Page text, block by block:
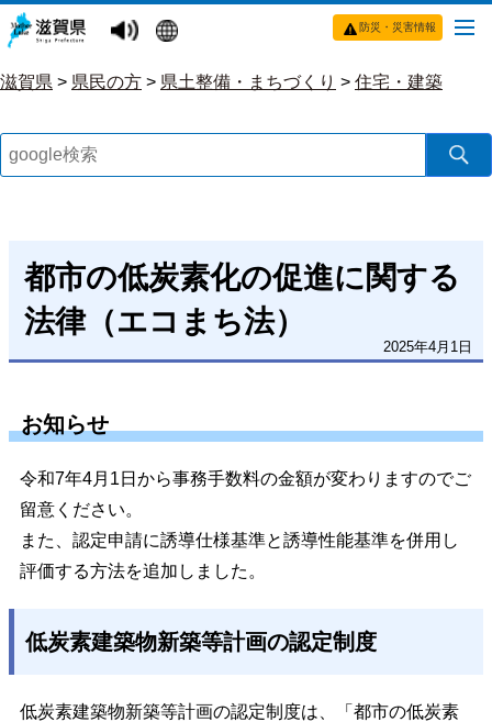
防災・災害情報
滋賀県 > 県民の方 > 県土整備・まちづくり > 住宅・建築
都市の低炭素化の促進に関する
法律（エコまち法）
2025年4月1日
お知らせ
令和7年4月1日から事務手数料の金額が変わりますのでご
留意ください。
また、認定申請に誘導仕様基準と誘導性能基準を併用し
評価する方法を追加しました。
低炭素建築物新築等計画の認定制度
低炭素建築物新築等計画の認定制度は、「都市の低炭素